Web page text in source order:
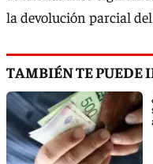
la devolución parcial
TAMBIÉN TE PUEDE